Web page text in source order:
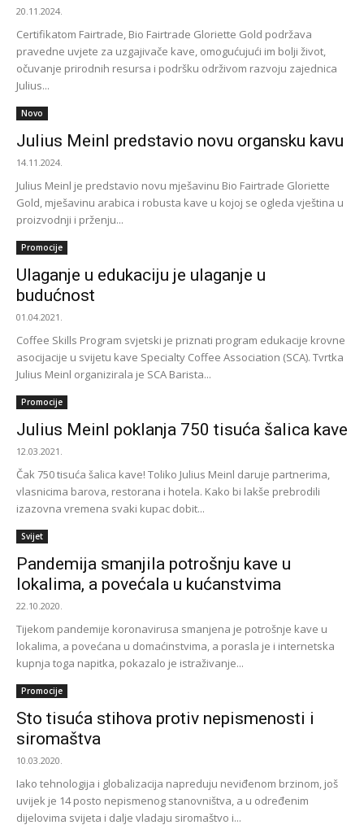
20.11.2024.
Certifikatom Fairtrade, Bio Fairtrade Gloriette Gold podržava
pravedne uvjete za uzgajivače kave, omogućujući im bolji život,
očuvanje prirodnih resursa i podršku održivom razvoju zajednica
Julius...
Novo
Julius Meinl predstavio novu organsku kavu
14.11.2024.
Julius Meinl je predstavio novu mješavinu Bio Fairtrade Gloriette
Gold, mješavinu arabica i robusta kave u kojoj se ogleda vještina u
proizvodnji i prženju...
Promocije
Ulaganje u edukaciju je ulaganje u
budućnost
01.04.2021.
Coffee Skills Program svjetski je priznati program edukacije krovne
asocijacije u svijetu kave Specialty Coffee Association (SCA). Tvrtka
Julius Meinl organizirala je SCA Barista...
Promocije
Julius Meinl poklanja 750 tisuća šalica kave
12.03.2021.
Čak 750 tisuća šalica kave! Toliko Julius Meinl daruje partnerima,
vlasnicima barova, restorana i hotela. Kako bi lakše prebrodili
izazovna vremena svaki kupac dobit...
Svijet
Pandemija smanjila potrošnju kave u
lokalima, a povećala u kućanstvima
22.10.2020.
Tijekom pandemije koronavirusa smanjena je potrošnje kave u
lokalima, a povećana u domaćinstvima, a porasla je i internetska
kupnja toga napitka, pokazalo je istraživanje...
Promocije
Sto tisuća stihova protiv nepismenosti i
siromaštva
10.03.2020.
Iako tehnologija i globalizacija napreduju neviđenom brzinom, još
uvijek je 14 posto nepismenog stanovništva, a u određenim
dijelovima svijeta i dalje vladaju siromaštvo i...